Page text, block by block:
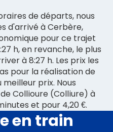
de départs, nous
d'arrivé à Cerbère,
pour ce trajet
h, en revanche, le plus
à 8:27 h. Les prix les
pour la réalisation de
prix. Nous
Collioure (Colliure) à
et pour 4,20 €.
en train